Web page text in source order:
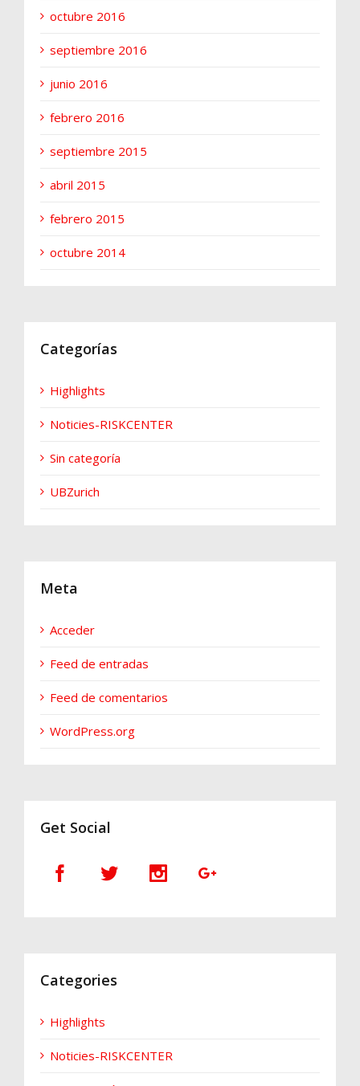
octubre 2016
septiembre 2016
junio 2016
febrero 2016
septiembre 2015
abril 2015
febrero 2015
octubre 2014
Categorías
Highlights
Noticies-RISKCENTER
Sin categoría
UBZurich
Meta
Acceder
Feed de entradas
Feed de comentarios
WordPress.org
Get Social
Categories
Highlights
Noticies-RISKCENTER